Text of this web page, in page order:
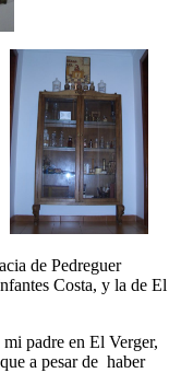
de Pedreguer
Costa, y la de El
padre en El Verger,
a pesar de haber